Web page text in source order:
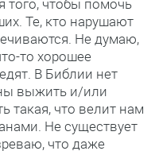
того, чтобы помочь
Те, кто нарушают
Не думаю,
то хорошее
В Библии нет
выжить и/или
такая, что велит нам
Не существует
что даже